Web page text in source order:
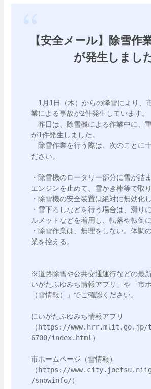
【安全メール】除雪作
が発生しまし
1月1日（木）からの降雪により、
業による事故が2件発生しています。
昨日は、除雪機による作業中に、
が1件発生しました。
除雪作業を行う際は、次のことに
ださい。
・除雪機のロータリー部分に雪が詰
エンジンを止めて、雪かき棒等で取り
・除雪機の安全装置は絶対に無効化し
・雪下ろしなどを行う場合は、滑り
ルメットなどを着用し、転落や転倒
・除雪作業は、無理をしない。体調
業を控える。
※道路除雪や公共交通運行などの最
いがたふゆみち情報アプリ」や「市
（雪情報）」でご確認ください。
にいがたふゆみち情報アプリ
（https://www.hrr.mlit.go.jp/
6700/index.html）
市ホームページ（雪情報）
（https://
/snowinfo/）